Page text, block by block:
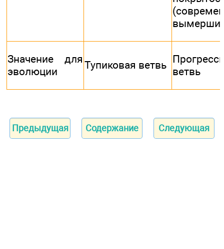
Значение для
эволюции
Тупиковая ветвь
ветвь
Предыдущая Содержание Следующая